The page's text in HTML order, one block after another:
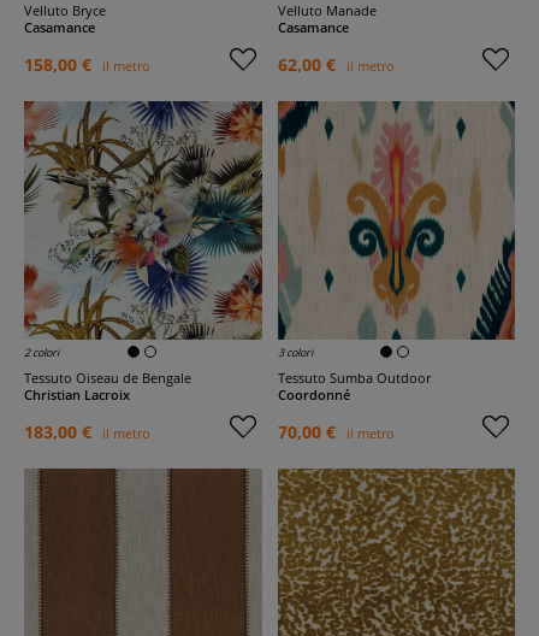
Velluto Bryce
Casamance
158,00 € il metro
Velluto Manade
Casamance
62,00 € il metro
2 colori
Tessuto Oiseau de Bengale
Christian Lacroix
183,00 € il metro
3 colori
Tessuto Sumba Outdoor
Coordonné
70,00 € il metro